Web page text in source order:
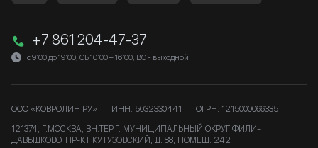
+7 861 204-47-37
с 9:00 до 19:00, СБ 10:00 – 16:00, ВС - выходной
ООО «КОВРОЛИН РУ» ИНН: 5032330441
ОГРН: 1215000066335
121374, Г.МОСКВА, ВН.ТЕР.Г. МУНИЦИПАЛЬНЫЙ ОКРУГ ФИЛИ-
ДАВЫДКОВО, ПР-КТ КУТУЗОВСКИЙ, Д. 88, ПОМЕЩ. 242